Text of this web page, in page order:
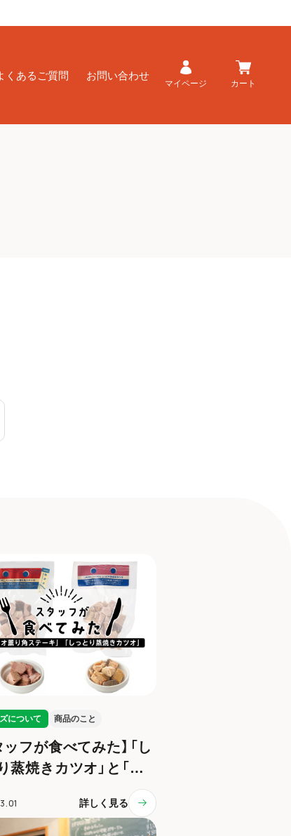
くあるご質問 お問い合わせ
マイページ カート
について 商品のこと
ッフが食べてみた】「し
蒸焼きカツオ」と「カ
り角ステーキ」を比べ
した！
詳しく見る